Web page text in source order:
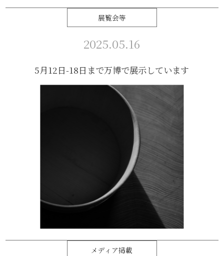
展覧会等
2025.05.16
5月12日-18日まで万博で展示しています
メディア掲載